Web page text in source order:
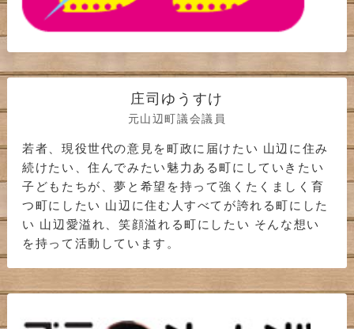
庄司ゆうすけ
元山辺町議会議員
若者、現役世代の意見を町政に届けたい 山辺に住み
続けたい、住んでみたい魅力ある町にしていきたい
子どもたちが、夢と希望を持って強くたくましく育
つ町にしたい 山辺に住む人すべてが誇れる町にした
い 山辺愛溢れ、笑顔溢れる町にしたい そんな想い
を持って活動しています。